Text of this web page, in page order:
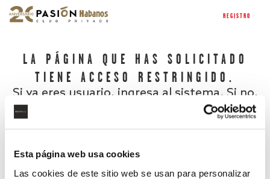
Esta página web usa cookies
Las cookies de este sitio web se usan para personalizar
REGISTRO
LA PÁGINA QUE HAS SOLICITADO
TIENE ACCESO RESTRINGIDO.
Si ya eres usuario, ingresa al sistema. Si no,